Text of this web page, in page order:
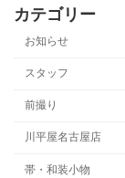
カテゴリー
お知らせ
スタッフ
前撮り
川平屋名古屋店
帯・和装小物